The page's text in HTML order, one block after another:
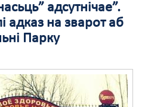
адсутнічае”.
адказ на зварот аб
Парку